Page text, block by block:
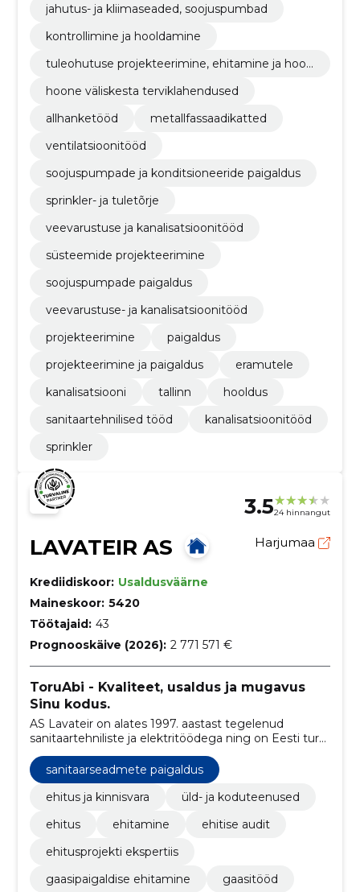
jahutus- ja kliimaseaded, soojuspumbad
kontrollimine ja hooldamine
tuleohutuse projekteerimine, ehitamine ja hool
hoone väliskesta terviklahendused
allhanketööd
metallfassaadikatted
ventilatsioonitööd
soojuspumpade ja konditsioneeride paigaldus
sprinkler- ja tuletõrje
veevarustuse ja kanalisatsioonitööd
süsteemide projekteerimine
soojuspumpade paigaldus
veevarustuse- ja kanalisatsioonitööd
projekteerimine
paigaldus
projekteerimine ja paigaldus
eramutele
kanalisatsiooni
tallinn
hooldus
sanitaartehnilised tööd
kanalisatsioonitööd
sprinkler
3.524 hinnangut
LAVATEIR AS Harjumaa
Krediidiskoor: Usaldusväärne
Maineskoor: 5420
Töötajaid: 43
Prognooskäive (2026): 2 771 571 €
ToruAbi - Kvaliteet, usaldus ja mugavus
Sinu kodus.
AS Lavateir on alates 1997. aastast tegelenud
sanitaartehniliste ja elektritöödega ning on Eesti turul
usaldusväärseid ja professionaalseid lahendusi.
sanitaarseadmete paigaldus
ehitus ja kinnisvara
üld- ja koduteenused
ehitus
ehitamine
ehitise audit
ehitusprojekti ekspertiis
gaasipaigaldise ehitamine
gaasitööd